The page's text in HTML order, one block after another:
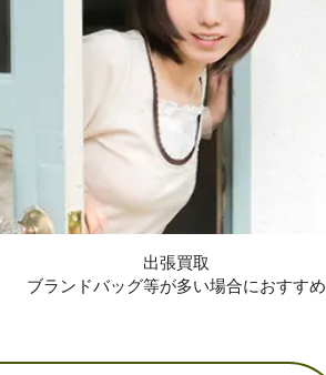
出張買取
ブランドバッグ等が多い場合におすすめ